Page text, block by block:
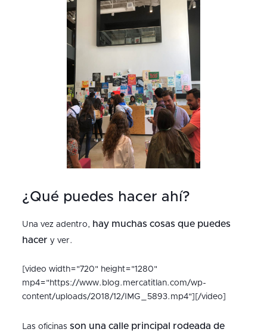
¿Qué puedes hacer ahí?
Una vez adentro, hay muchas cosas que puedes
hacer y ver.
[video width="720" height="1280"
mp4="https://www.blog.mercatitlan.com/wp-
content/uploads/2018/12/IMG_5893.mp4"][/video]
Las oficinas son una calle principal rodeada de